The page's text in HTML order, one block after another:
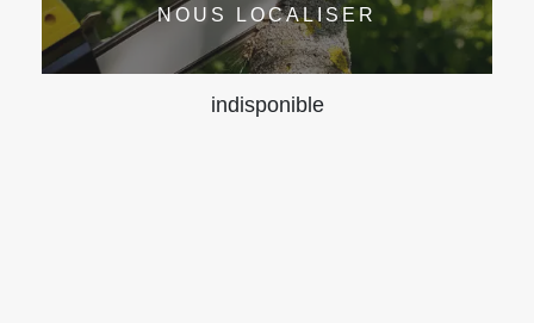
NOUS LOCALISER
indisponible